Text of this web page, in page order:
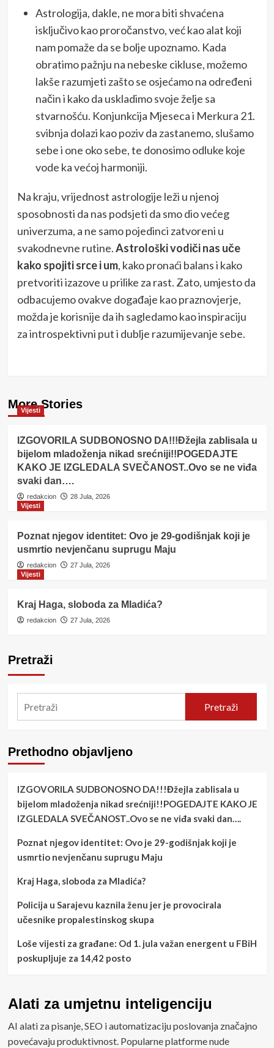
Astrologija, dakle, ne mora biti shvaćena
isključivo kao proročanstvo, već kao alat koji
nam pomaže da se bolje upoznamo. Kada
obratimo pažnju na nebeske cikluse, možemo
lakše razumjeti zašto se osjećamo na određeni
način i kako da uskladimo svoje želje sa
stvarnošću. Konjunkcija Mjeseca i Merkura 21.
svibnja dolazi kao poziv da zastanemo, slušamo
sebe i one oko sebe, te donosimo odluke koje
vode ka većoj harmoniji.
Na kraju, vrijednost astrologije leži u njenoj
sposobnosti da nas podsjeti da smo dio većeg
univerzuma, a ne samo pojedinci zatvoreni u
svakodnevne rutine.Astrološki vodiči nas uče
kako spojiti srce i um, kako pronaći balans i kako
pretvoriti izazove u prilike za rast. Zato, umjesto da
odbacujemo ovakve događaje kao praznovjerje,
možda je korisnije da ih sagledamo kao inspiraciju
za introspektivni put i dublje razumijevanje sebe.
More Stories
Vijesti
IZGOVORILA SUDBONOSNO DA!!!Đžejla zablisala u
bijelom mladoženja nikad srećniji!!POGEDAJTE
KAKO JE IZGLEDALA SVEČANOST..Ovo se ne viđa
svaki dan….
redakcion
28 Jula, 2026
Vijesti
Poznat njegov identitet: Ovo je 29-godišnjak koji je
usmrtio nevjenčanu suprugu Maju
redakcion
27 Jula, 2026
Vijesti
Kraj Haga, sloboda za Mladića?
redakcion 27 Jula, 2026
Pretraži
Pretraži
Prethodno objavljeno
IZGOVORILA SUDBONOSNO DA!!!Đžejla zablisala u
bijelom mladoženja nikad srećniji!!POGEDAJTE KAKO JE
IZGLEDALA SVEČANOST..Ovo se ne viđa svaki dan….
Poznat njegov identitet: Ovo je 29-godišnjak koji je
usmrtio nevjenčanu suprugu Maju
Kraj Haga, sloboda za Mladića?
Policija u Sarajevu kaznila ženu jer je provocirala
učesnike propalestinskog skupa
Loše vijesti za građane: Od 1. jula važan energent u FBiH
poskupljuje za 14,42 posto
Alati za umjetnu inteligenciju
AI alati za pisanje, SEO i automatizaciju poslovanja značajno
povećavaju produktivnost. Popularne platforme nude